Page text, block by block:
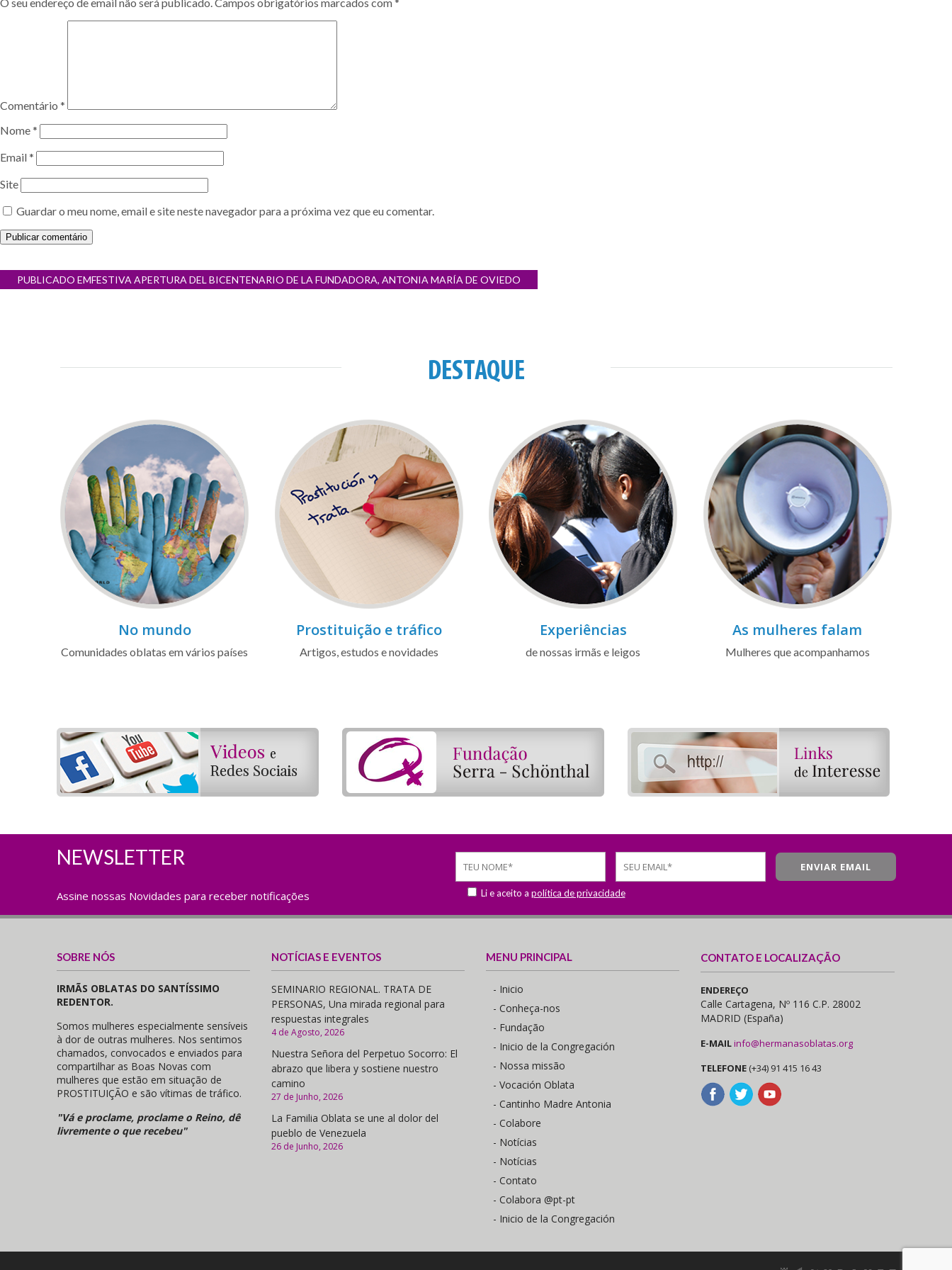
Comentário *
Nome*
Email*
Site
Guardar o meu nome, email e site neste navegador para a próxima vez que eu comentar.
Navegação
de
PUBLICADO EMFESTIVA APERTURA DEL BICENTENARIO DE LA FUNDADORA, ANTONIA MARÍA DE OVIEDO
DESTAQUE
No mundo
Comunidades oblatas em vários países
Prostituição e tráfico
Artigos, estudos e novidades
Experiências
de nossas irmãs e leigos
As mulheres falam
Mulheres que acompanhamos
NEWSLETTER
Assine nossas Novidades para receber notificações Li e aceito a política de privacidade
SOBRE NÓS
IRMÃS OBLATAS DO SANTÍSSIMO
REDENTOR.
Somos mulheres especialmente sensíveis
à dor de outras mulheres. Nos sentimos
chamados, convocados e enviados para
compartilhar as Boas Novas com
mulheres que estão em situação de
PROSTITUIÇÃO e são vítimas de tráfico.
"Vá e proclame, proclame o Reino, dê
livremente o que recebeu"
NOTÍCIAS E EVENTOS
SEMINARIO REGIONAL. TRATA DE
PERSONAS, Una mirada regional para
respuestas integrales
4 de Agosto, 2026
Nuestra Señora del Perpetuo Socorro: El
abrazo que libera y sostiene nuestro
camino
27 de Junho, 2026
La Familia Oblata se une al dolor del
pueblo de Venezuela
26 de Junho, 2026
MENU PRINCIPAL
- Inicio
- Conheça-nos
- Fundação
- Inicio de la Congregación
- Nossa missão
- Vocación Oblata
- Cantinho Madre Antonia
- Colabore
- Notícias
- Notícias
- Contato
- Colabora @pt-pt
- Inicio de la Congregación
CONTATO E LOCALIZAÇÃO
ENDEREÇO
Calle Cartagena, Nº 116 C.P. 28002
MADRID (España)
E-MAILinfo@hermanasoblatas.org
TELEFONE (+34) 91 415 16 43